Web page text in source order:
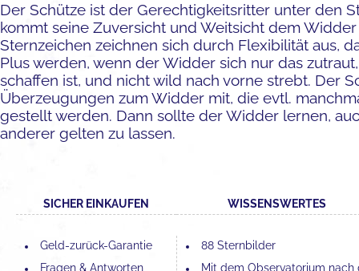
Der Schütze ist der Gerechtigkeitsritter unter den
kommt seine Zuversicht und Weitsicht dem
Sternzeichen zeichnen sich durch Flexibilität aus,
Plus werden, wenn der Widder sich nur das
schaffen ist, und nicht wild nach vorne strebt. Der
Überzeugungen zum Widder mit, die evtl.
gestellt werden. Dann sollte der Widder lernen,
anderer gelten zu lassen.
SICHER EINKAUFEN
Geld-zurück-Garantie
Fragen & Antworten
WISSENSWERTES
88 Sternbilder
Mit dem Observatorium nach